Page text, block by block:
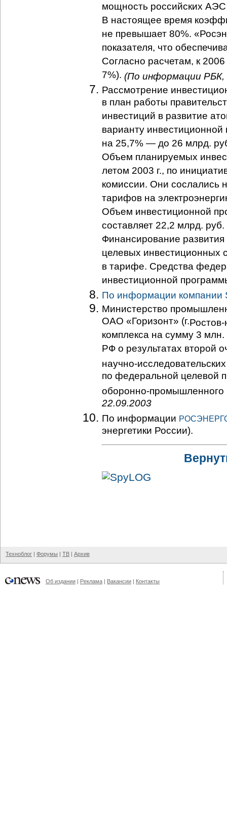
мощность российских
В настоящее время
не превышает 80%.
показателя, что
Согласно расчетам, к
7%). (По информации РБК,
Рассмотрение
в план работы
инвестиций в развитие
варианту
на 25,7% — до 26 млрд.
Объем планируемых
летом 2003 г., по
комиссии. Они сослались
тарифов на
Объем инвестиционной
составляет 22,2 млрд.
Финансирование
целевых инвестиционных
в тарифе. Средства
инвестиционной
По информации компании
Министерство
ОАО «Горизонт» (г.Ростов-
комплекса на сумму 3
РФ о результатах второй
научно-исследовательских
по федеральной целевой
оборонно-промышленного
22.09.2003
По информации
энергетики России).
Техноблог | Форумы | ТВ | Архив
Об издании | Реклама | Вакансии | Контакты